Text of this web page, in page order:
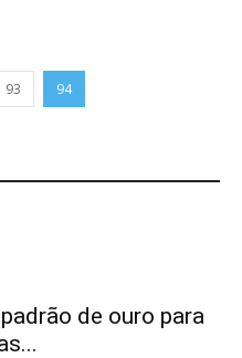
93 94
de ouro para